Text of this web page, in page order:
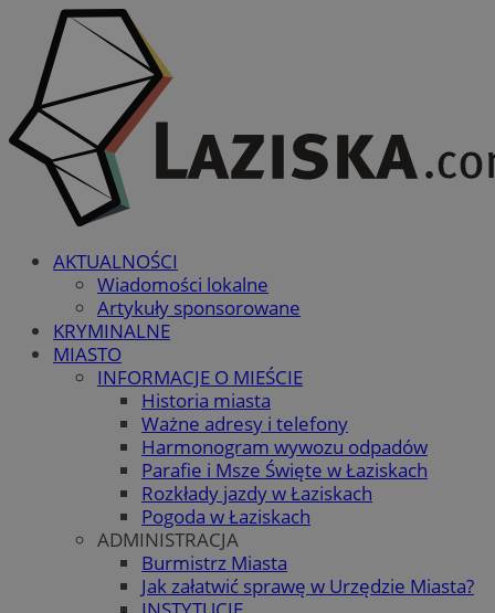
AKTUALNOŚCI
Wiadomości lokalne
Artykuły sponsorowane
KRYMINALNE
MIASTO
INFORMACJE O MIEŚCIE
Historia miasta
Ważne adresy i telefony
Harmonogram wywozu odpadów
Parafie i Msze Święte w Łaziskach
Rozkłady jazdy w Łaziskach
Pogoda w Łaziskach
ADMINISTRACJA
Burmistrz Miasta
Jak załatwić sprawę w Urzędzie Miasta?